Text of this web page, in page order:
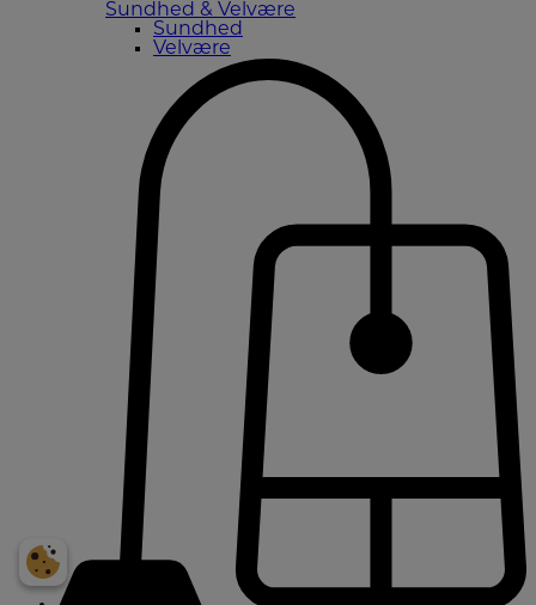
Sundhed & Velvære
Sundhed
Velvære